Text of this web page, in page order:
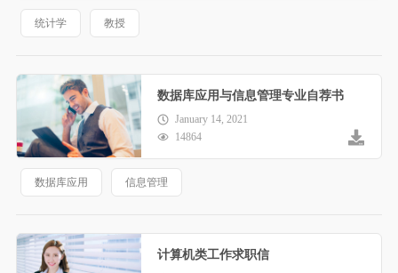
统计学 教授
数据库应用与信息管理专业自荐书
January 14, 2021
14864
数据库应用 信息管理
计算机类工作求职信